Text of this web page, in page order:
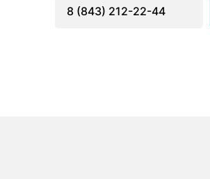
8 (843) 212-22-44